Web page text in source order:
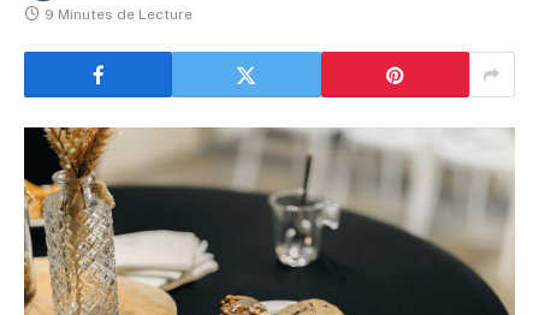
9 Minutes de Lecture